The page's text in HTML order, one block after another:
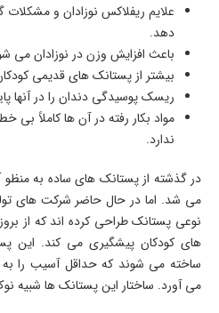
علایم ریفلاکس نوزادان و
دهد.
باعث افزایش وزن در نوزادان می
بیشتر از پستانک های قدیمی
ریسک پوسیدگی دندان را در آنها
مواد بکار رفته در آن ها کاملاً بی
ندارد.
در گذشته از پستانک های ساده به منظو
می شد. اما در حال حاضر شرکت های
نوعی پستانک طراحی کرده اند که از
های کودکان پیشگیری می کند. این
ساخته می شوند که حداقل آسیب را به
می آورد. ساختار این پستانک ها شبیه